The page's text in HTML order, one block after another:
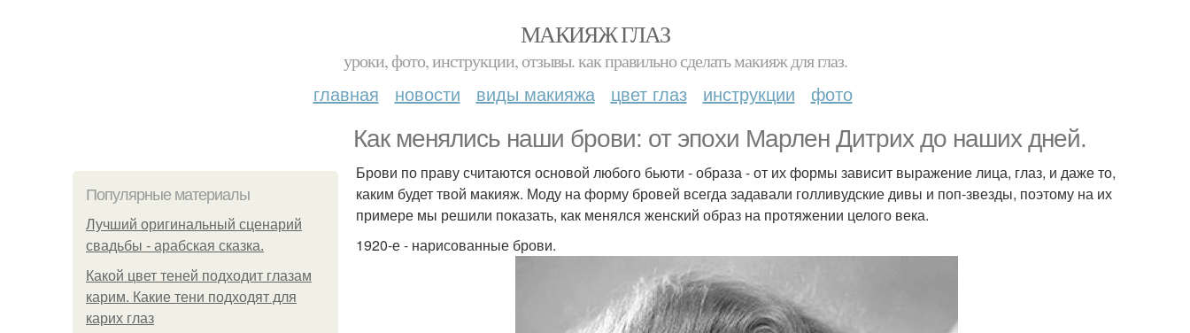
МАКИЯЖ ГЛАЗ
уроки, фото, инструкции, отзывы. как правильно сделать макияж для глаз.
главная новости виды макияжа цвет глаз инструкции фото
Как менялись наши брови: от эпохи Марлен Дитрих до наших дней.
Популярные материалы
Лучший оригинальный сценарий
свадьбы - арабская сказка.
Какой цвет теней подходит глазам
карим. Какие тени подходят для
карих глаз
Брови по праву считаются основой любого бьюти - образа - от их формы зависит выражение лица, глаз, и даже то,
каким будет твой макияж. Моду на форму бровей всегда задавали голливудские дивы и поп-звезды, поэтому на их
примере мы решили показать, как менялся женский образ на протяжении целого века.
1920-е - нарисованные брови.